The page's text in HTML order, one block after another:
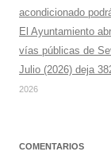
acondicionado
El Ayuntamiento
vías públicas de
Julio (2026) deja
2026
COMENTARIOS